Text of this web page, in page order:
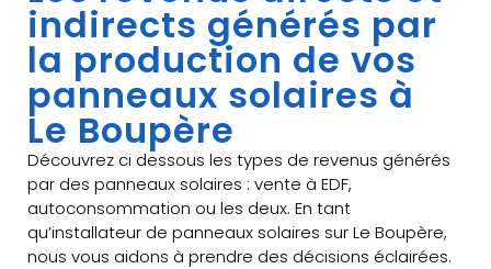
indirects générés par
la production de vos
panneaux solaires à
Le Boupère
Découvrez ci dessous les types de revenus générés
par des panneaux solaires : vente à EDF,
autoconsommation ou les deux. En tant
qu’installateur de panneaux solaires sur Le Boupère,
nous vous aidons à prendre des décisions éclairées.